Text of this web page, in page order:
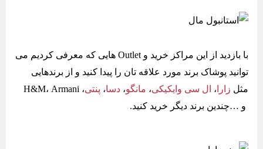
با بازدید از این مراکز خرید و Outlet هایی که معرفی کردیم می
توانید پوشاک برند مورد علاقه تان را پیدا کنید و از برندهایی
مثل زارا ، ال سی وایکیکی، مانگو، دسا، پنتی
، H&M، Armani
و …چندین برند دیگر خرید کنید.